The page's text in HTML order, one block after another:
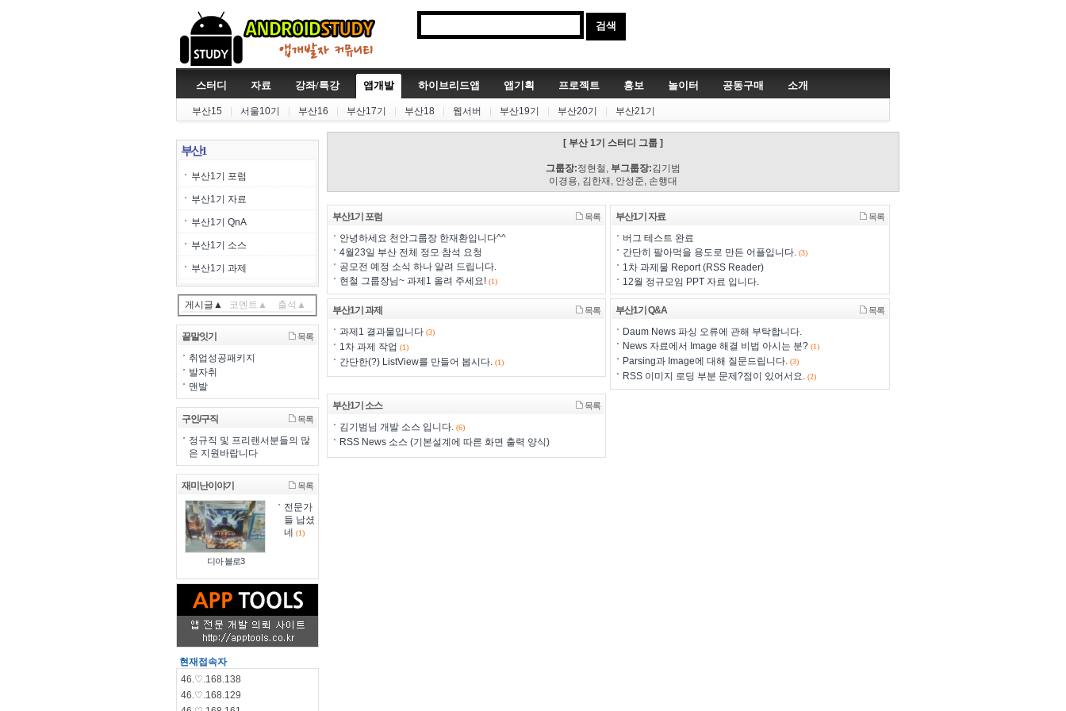
스터디 자료 강좌/특강 앱개발 하이브리드앱 앱기획 프로젝트 홍보 놀이터 공동구매 소개
부산15 서울10기 부산16 부산17기 부산18 웹서버 부산19기 부산20기 부산21기
부산1
부산1기 포럼
부산1기 자료
부산1기 QnA
부산1기 소스
부산1기 과제
게시글▲ 코멘트▲ 출석▲
끝말잇기 목록
취업성공패키지
발자취
맨발
구인/구직 목록
정규직 및 프리랜서분들의 많
은 지원바랍니다
재미난이야기 목록
디아 블로3
전문가
들 납셨
네
(1)
현재접속자
46.♡.168.138
46.♡.168.129
[ 부산 1기 스터디 그룹 ]
그룹장:정현철, 부그룹장:김기범
이경용, 김한재, 안성준, 손행대
부산1기 포럼 목록
안녕하세요 천안그룹장 한재환입니다^^
4월23일 부산 전체 정모 참석 요청
공모전 예정 소식 하나 알려 드립니다.
현철 그룹장님~ 과제1 올려 주세요! (1)
부산1기 자료 목록
버그 테스트 완료
간단히 팔아먹을 용도로 만든 어플입니다. (3)
1차 과제물 Report (RSS Reader)
12월 정규모임 PPT 자료 입니다.
부산1기 과제 목록
과제1 결과물입니다 (3)
1차 과제 작업 (1)
간단한(?) ListView를 만들어 봅시다. (1)
부산1기 Q&A 목록
Daum News 파싱 오류에 관해 부탁합니다.
News 자료에서 Image 해결 비법 아시는 분? (1)
Parsing과 Image에 대해 질문드립니다. (3)
RSS 이미지 로딩 부분 문제?점이 있어서요. (2)
부산1기 소스 목록
김기범님 개발 소스 입니다. (6)
RSS News 소스 (기본설계에 따른 화면 출력 양식)